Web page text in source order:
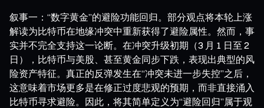
叙事一：“数字黄金”的避险功能回归。部分观点将本轮上涨
解读为比特币在地缘冲突中重新获得了避险属性。然而，事
实并不完全支持这一论断。在冲突升级初期（3 月 1 日至 2
日），比特币与美股、甚至黄金同步下跌，表现出典型的风
险资产特征。真正的反弹发生在“冲突未进一步失控”之后，
这意味着市场更多是在修正过度悲观的预期，而非直接涌入
比特币寻求避险。因此，将其简单定义为“避险回归”属于观